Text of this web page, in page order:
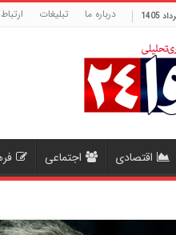
درباره ما تبلیغات
اقتصادی اجتماعی